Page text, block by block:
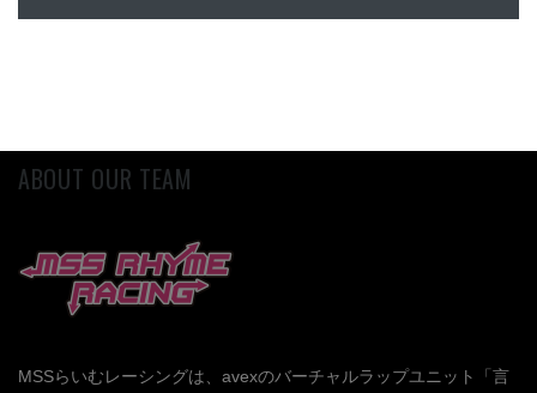
ABOUT OUR TEAM
MSSらいむレーシングは、avexのバーチャルラップユニット「言